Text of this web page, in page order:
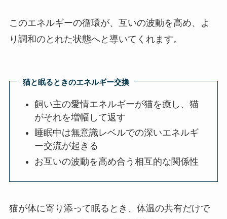
このエネルギーの循環が、互いの波動を高め、よ
り調和のとれた状態へと導いてくれます。
猫と眠るときのエネルギー交換
飼い主の愛情エネルギーが猫を癒し、猫
がそれを増幅して返す
睡眠中は無意識レベルでの深いエネルギ
ー交流が起きる
お互いの波動を高め合う相互的な関係性
猫が体に寄り添って眠るとき、体温の共有だけで